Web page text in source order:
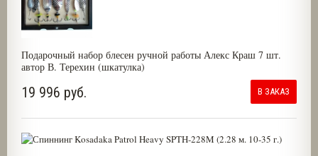
Подарочный набор блесен ручной работы Алекс Краш 7 шт.
автор В. Терехин (шкатулка)
19 996 руб. В ЗАКАЗ